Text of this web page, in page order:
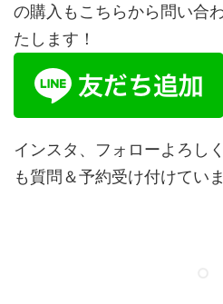
の購入もこちらから問い合
たします！
インスタ、フォローよろし
も質問＆予約受け付けていま